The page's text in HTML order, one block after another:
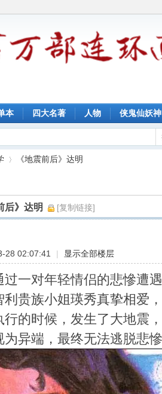
本 四大名著 人物 侠鬼仙妖神
›
《地震前后》达明
后》达明 [复制链接]
28 02:07:41 | 显示全部楼层
过一对年轻情侣的悲慘遭
利贵族小姐瑛秀真挚相爱
行的时候，发生了大地震
为异端，最终无法逃脱悲